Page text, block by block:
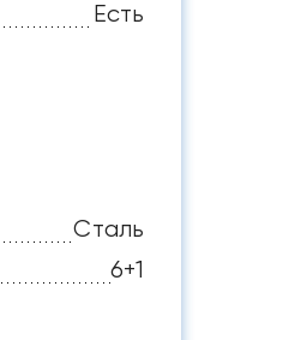
Есть
Сталь
6+1